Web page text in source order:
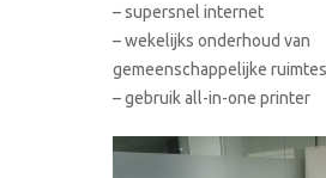
– supersnel internet
– wekelijks onderhoud van
gemeenschappelijke ruimtes
– gebruik all-in-one printer